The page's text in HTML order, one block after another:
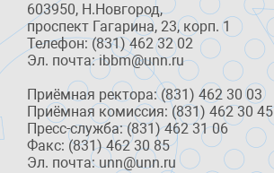
603950, Н.Новгород,
проспект Гагарина, 23, корп. 1
Телефон: (831) 462 32 02
Эл. почта: ibbm@unn.ru
Приёмная ректора: (831) 462 30 03
Приёмная комиссия: (831) 462 30 45
Пресс-служба: (831) 462 31 06
Факс: (831) 462 30 85
Эл. почта: unn@unn.ru